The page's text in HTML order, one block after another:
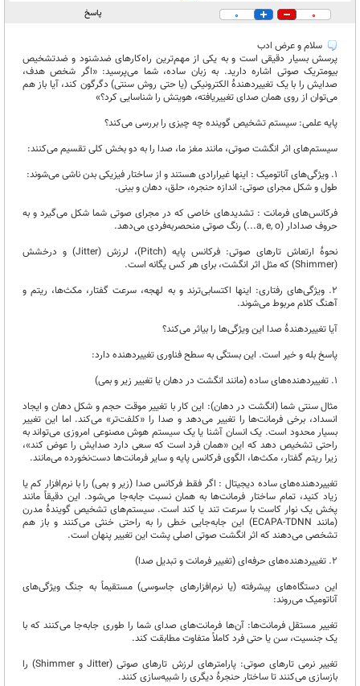
0
0 پاسخ
سلام و عرض ادب
پرسش بسیار دقیقی است و به یکی از مهم‌ترین راه‌کارهای ضدشنود و ضدتشخیص
بیومتریک صوتی اشاره دارید. به زبان ساده، شما می‌پرسید: «اگر شخص هدف،
صدایش را با یک تغییردهندۀ الکترونیکی (یا حتی روش سنتی) دگرگون کند، آیا باز هم
می‌توان از روی همان صدای تغییر‌یافته، هویتش را شناسایی کرد؟»
پایه علمی: سیستم تشخیص گوینده چه چیزی را بررسی می‌کند؟
سیستم‌های اثر انگشت صوتی، مانند مغز ما، صدا را به دو بخش کلی تقسیم می‌کنند:
1. ویژگی‌های آناتومیک : اینها غیرارادی هستند و از ساختار فیزیکی بدن ناشی می‌شوند:
طول و شکل مجرای صوتی: اندازه حنجره، حلق، دهان و بینی.
فرکانس‌های فرمانت : تشدیدهای خاصی که در مجرای صوتی شما شکل می‌گیرد و به
حروف صدادار (a, e, o...) رنگ صوتی منحصربه‌فردی می‌دهد.
نحوۀ ارتعاش تارهای صوتی: فرکانس پایه (Pitch)، لرزش (Jitter) و درخشش
(Shimmer) که مثل اثر انگشت، برای هر کس یگانه است.
2. ویژگی‌های رفتاری: اینها اکتسابی‌ترند و به لهجه، سرعت گفتار، مکث‌ها، ریتم و
آهنگ کلام مربوط می‌شوند.
آیا تغییردهندۀ صدا این ویژگی‌ها را بیاثر می‌کند؟
پاسخ بله و خیر است. این بستگی به سطح فناوری تغییردهنده دارد:
۱. تغییردهنده‌های ساده (مانند انگشت در دهان یا تغییر زیر و بمی)
مثال سنتی شما (انگشت در دهان): این کار با تغییر موقت حجم و شکل دهان و ایجاد
انسداد، برخی فرمانت‌ها را تغییر می‌دهد و صدا را «کلفت‌تر» می‌کند. اما این تغییر
بسیار محدود است. یک انسان آشنا یا یک سیستم هوش مصنوعی امروزی می‌تواند به
راحتی تشخیص دهد که این «همان فرد است که سعی دارد صدایش را عوض کند»،
زیرا ریتم گفتار، مکث‌ها، الگوی فرکانس پایه و سایر فرمانت‌ها دست‌نخورده می‌مانند.
تغییردهنده‌های ساده دیجیتال : اگر فقط فرکانس صدا (زیر و بمی) را با نرم‌افزار کم یا
زیاد کنید، تمام ساختار فرمانت‌ها به همان نسبت جابه‌جا می‌شود. این دقیقاً مانند
پخش یک نوار کاست با سرعت تند یا کند است. سیستم‌های تشخیص گویندۀ مدرن
(مانند ECAPA-TDNN) این جابه‌جایی خطی را به راحتی خنثی می‌کنند و باز هم
تشخصی می‌دهند که اثر انگشت صوتی اصلی پشت این تغییر پنهان است.
۲. تغییردهنده‌های حرفه‌ای (تغییر فرمانت و تبدیل صدا)
این دستگاه‌های پیشرفته (یا نرم‌افزارهای جاسوسی) مستقیماً به جنگ ویژگی‌های
آناتومیک می‌روند:
تغییر مستقل فرمانت‌ها: آن‌ها فرمانت‌های صدای شما را طوری جابه‌جا می‌کنند که با
یک جنسیت، سن یا حتی فرد کاملاً متفاوت مطابقت کند.
تغییر نرمی تارهای صوتی: پارامترهای لرزش تارهای صوتی (Jitter و Shimmer) را
بازسازی می‌کنند تا ساختار حنجرۀ دیگری را شبیه‌سازی کنند.